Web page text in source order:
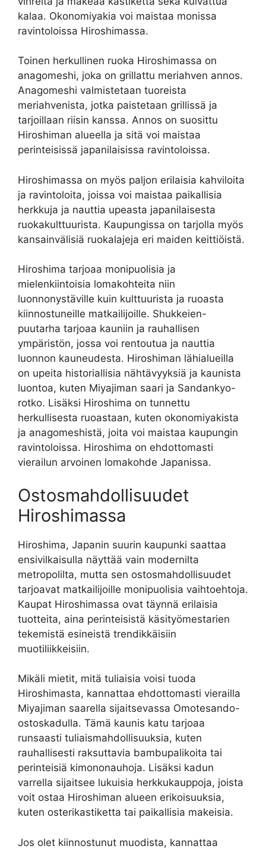
kalaa. Okonomiyakia voi maistaa monissa
ravintoloissa Hiroshimassa.
Toinen herkullinen ruoka Hiroshimassa on
anagomeshi, joka on grillattu meriahven annos.
Anagomeshi valmistetaan tuoreista
meriahvenista, jotka paistetaan grillissä ja
tarjoillaan riisin kanssa. Annos on suosittu
Hiroshiman alueella ja sitä voi maistaa
perinteisissä japanilaisissa ravintoloissa.
Hiroshimassa on myös paljon erilaisia kahviloita
ja ravintoloita, joissa voi maistaa paikallisia
herkkuja ja nauttia upeasta japanilaisesta
ruokakulttuurista. Kaupungissa on tarjolla myös
kansainvälisiä ruokalajeja eri maiden keittiöistä.
Hiroshima tarjoaa monipuolisia ja
mielenkiintoisia lomakohteita niin
luonnonystäville kuin kulttuurista ja ruoasta
kiinnostuneille matkailijoille. Shukkeien-
puutarha tarjoaa kauniin ja rauhallisen
ympäristön, jossa voi rentoutua ja nauttia
luonnon kauneudesta. Hiroshiman lähialueilla
on upeita historiallisia nähtävyyksiä ja kaunista
luontoa, kuten Miyajiman saari ja Sandankyo-
rotko. Lisäksi Hiroshima on tunnettu
herkullisesta ruoastaan, kuten okonomiyakista
ja anagomeshistä, joita voi maistaa kaupungin
ravintoloissa. Hiroshima on ehdottomasti
vierailun arvoinen lomakohde Japanissa.
Ostosmahdollisuudet
Hiroshimassa
Hiroshima, Japanin suurin kaupunki saattaa
ensivilkaisulla näyttää vain modernilta
metropolilta, mutta sen ostosmahdollisuudet
tarjoavat matkailijoille monipuolisia vaihtoehtoja.
Kaupat Hiroshimassa ovat täynnä erilaisia
tuotteita, aina perinteisistä käsityömestarien
tekemistä esineistä trendikkäisiin
muotiliikkeisiin.
Mikäli mietit, mitä tuliaisia voisi tuoda
Hiroshimasta, kannattaa ehdottomasti vierailla
Miyajiman saarella sijaitsevassa Omotesando-
ostoskadulla. Tämä kaunis katu tarjoaa
runsaasti tuliaismahdollisuuksia, kuten
rauhallisesti raksuttavia bambupalikoita tai
perinteisiä kimononauhoja. Lisäksi kadun
varrella sijaitsee lukuisia herkkukauppoja, joista
voit ostaa Hiroshiman alueen erikoisuuksia,
kuten osterikastiketta tai paikallisia makeisia.
Jos olet kiinnostunut muodista, kannattaa